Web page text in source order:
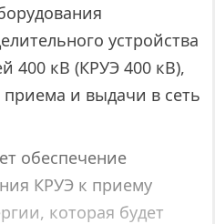
устройства
400 кВ (КРУЭ 400 кВ),
приема и выдачи в сеть
обеспечение
КРУЭ к приему
которая будет